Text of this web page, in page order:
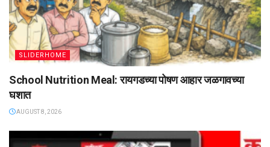
SLIDERHOME
School Nutrition Meal: रायगडच्या पोषण आहार जळगावच्या
घशात
AUGUST 8, 2026